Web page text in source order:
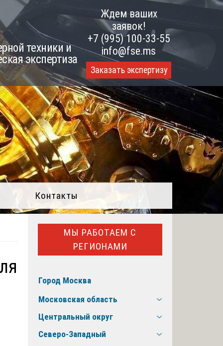
техники и
экспертиза
Ждем ваших
заявок!
+7 (995) 100-33-55
info@fse.ms
Заказать экспертизу
Контакты
МЫ РАБОТАЕМ С
РЕГИОНАМИ
Город Москва
Московская область
Центральный округ
Северо-Западный